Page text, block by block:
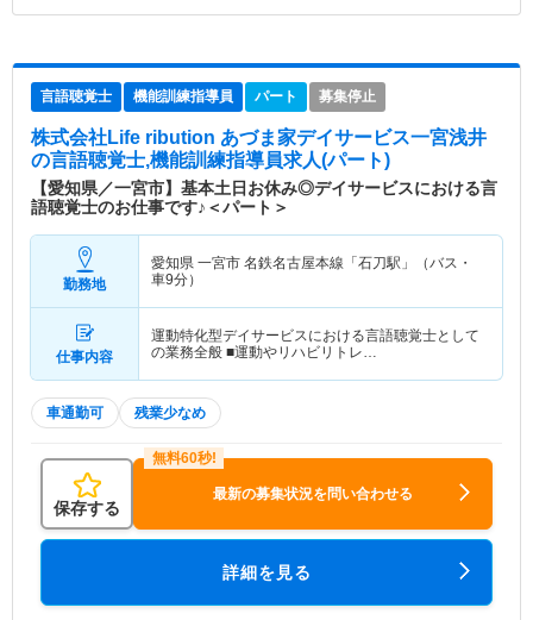
言語聴覚士 機能訓練指導員 パート 募集停止
株式会社Life ribution あづま家デイサービス一宮浅井
の言語聴覚士,機能訓練指導員求人(パート)
【愛知県／一宮市】基本土日お休み◎デイサービスにおける言
語聴覚士のお仕事です♪＜パート＞
勤務地
愛知県 一宮市 名鉄名古屋本線「石刀駅」（バス・
車9分）
仕事内容
運動特化型デイサービスにおける言語聴覚士として
の業務全般 ■運動やリハビリトレ…
車通勤可 残業少なめ
保存する
最新の募集状況を問い合わせる
詳細を見る